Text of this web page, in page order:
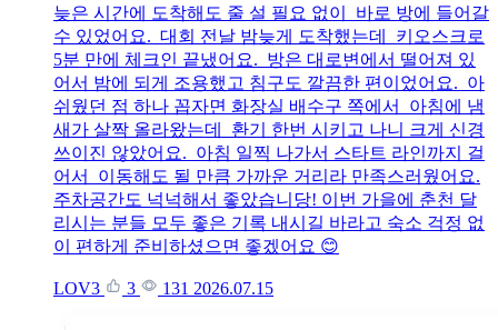
늦은 시간에 도착해도 줄 설 필요 없이 바로 방에 들어갈
수 있었어요. 대회 전날 밤늦게 도착했는데 키오스크로
5분 만에 체크인 끝냈어요. 방은 대로변에서 떨어져 있
어서 밤에 되게 조용했고 침구도 깔끔한 편이었어요. 아
쉬웠던 점 하나 꼽자면 화장실 배수구 쪽에서 아침에 냄
새가 살짝 올라왔는데 환기 한번 시키고 나니 크게 신경
쓰이진 않았어요. 아침 일찍 나가서 스타트 라인까지 걸
어서 이동해도 될 만큼 가까운 거리라 만족스러웠어요.
주차공간도 넉넉해서 좋았습니당! 이번 가을에 춘천 달
리시는 분들 모두 좋은 기록 내시길 바라고 숙소 걱정 없
이 편하게 준비하셨으면 좋겠어요 😊
LOV3 3 131 2026.07.15